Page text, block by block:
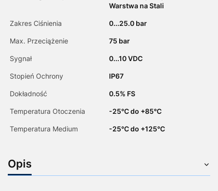
Warstwa na Stali
Zakres Ciśnienia 0...25.0 bar
Max. Przeciążenie 75 bar
Sygnał 0...10 VDC
Stopień Ochrony IP67
Dokładność 0.5% FS
Temperatura Otoczenia -25°C do +85°C
Temperatura Medium -25°C do +125°C
Opis